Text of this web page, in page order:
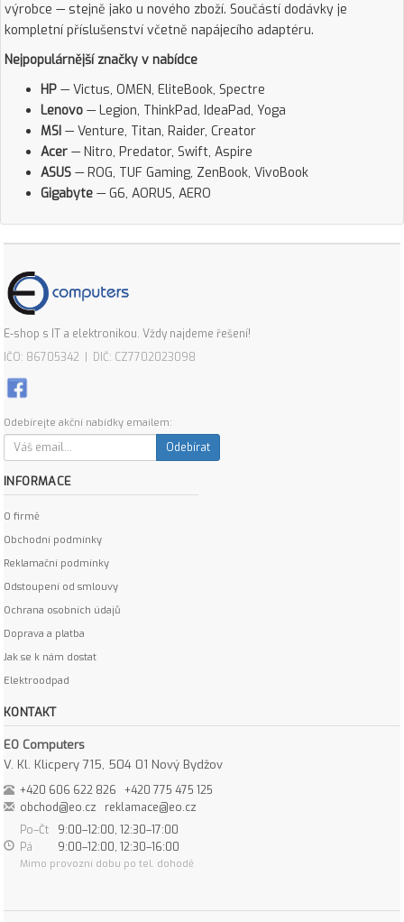
výrobce — stejně jako u nového zboží. Součástí dodávky je
kompletní příslušenství včetně napájecího adaptéru.
Nejpopulárnější značky v nabídce
HP — Victus, OMEN, EliteBook, Spectre
Lenovo — Legion, ThinkPad, IdeaPad, Yoga
MSI — Venture, Titan, Raider, Creator
Acer — Nitro, Predator, Swift, Aspire
ASUS — ROG, TUF Gaming, ZenBook, VivoBook
Gigabyte — G6, AORUS, AERO
E-shop s IT a elektronikou. Vždy najdeme řešení!
IČO: 86705342 | DIČ: CZ7702023098
Odebírejte akční nabídky emailem:
Odebírat
INFORMACE
O firmě
Obchodní podmínky
Reklamační podmínky
Odstoupení od smlouvy
Ochrana osobních údajů
Doprava a platba
Jak se k nám dostat
Elektroodpad
KONTAKT
EO Computers
V. Kl. Klicpery 715, 504 01 Nový Bydžov
+420 606 622 826
+420 775 475 125
obchod@eo.cz
reklamace@eo.cz
Po–Čt
9:00–12:00, 12:30–17:00
Pá
9:00–12:00, 12:30–16:00
Mimo provozní dobu po tel. dohodě